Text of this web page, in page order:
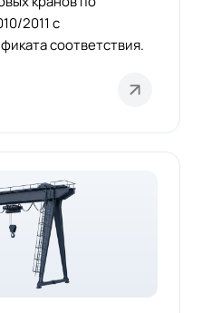
2011 с
соответствия.